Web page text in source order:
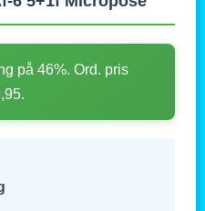
på 46%. Ord. pris